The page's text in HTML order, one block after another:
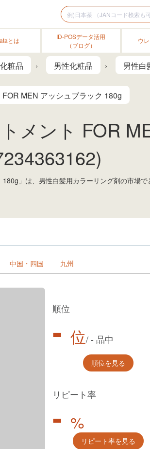
とは
ID-POSデータ活用
（ブログ）
ウ
化粧品 男性化粧品 男性白
MEN アッシュブラック 180g
メント FOR
」は、男性白髪用カラーリング剤の市場
中国・四国 九州
順位
- 位/- 品中
順位を見る
リピート率
- %
リピート率を見る